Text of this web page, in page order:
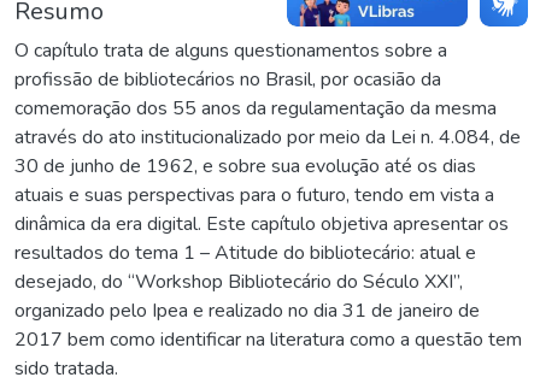
Resumo
O capítulo trata de alguns questionamentos sobre a
profissão de bibliotecários no Brasil, por ocasião da
comemoração dos 55 anos da regulamentação da mesma
através do ato institucionalizado por meio da Lei n. 4.084, de
30 de junho de 1962, e sobre sua evolução até os dias
atuais e suas perspectivas para o futuro, tendo em vista a
dinâmica da era digital. Este capítulo objetiva apresentar os
resultados do tema 1 – Atitude do bibliotecário: atual e
desejado, do “Workshop Bibliotecário do Século XXI”,
organizado pelo Ipea e realizado no dia 31 de janeiro de
2017 bem como identificar na literatura como a questão tem
sido tratada.